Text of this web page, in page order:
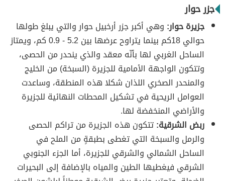
جزر حوار
جزيرة حوار: وهي أكبر جزر أرخبيل حوار والتي يبلغ طولها
حوالي 18كم بينما يتراوح عرضها بين 5.2 - 0.9 كم، ويمتاز
الساحل الغربي لها بأنّه معقد والذي ينحدر من الحصى،
وتتكون الواجهة الأمامية للجزيرة (السبخة) من الخليج
والمنحدر الصخري اللذان شكلا هذه المنطقة، وساعدت
العوامل الريحية في تشكيل المحطات النهائية للجزيرة
والأراضي المنخفضة لها.
ربض الشرقية:تتكون هذه الجزيرة من تراكم الحصى
والرمل والسبخة التي تغطى بطبقةٍ من الملح في
الساحل الشمالي والشرقي للجزيرة، أما الجزء الجنوبي
الشرقي فيغطيها الطين والمياه بالإضافة إلى البحيرات